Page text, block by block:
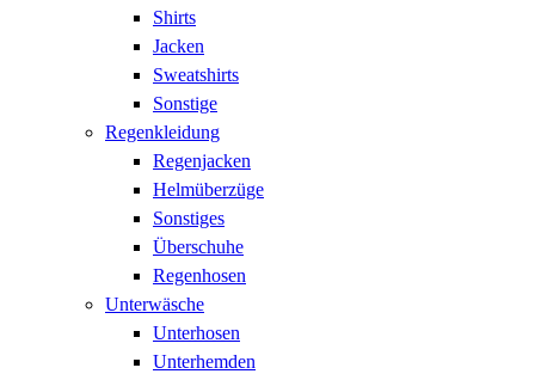
Shirts
Jacken
Sweatshirts
Sonstige
Regenkleidung
Regenjacken
Helmüberzüge
Sonstiges
Überschuhe
Regenhosen
Unterwäsche
Unterhosen
Unterhemden